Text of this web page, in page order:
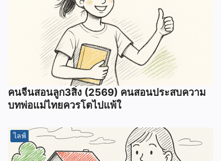
คนจีนสอนลูก3สิ่ง (2569) คนสอนประสบความ
บทพ่อแม่ไทยควรโตไปแพ้ใ
ไลฟ์